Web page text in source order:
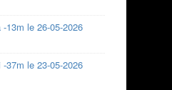
13m le 26-05-2026
37m le 23-05-2026